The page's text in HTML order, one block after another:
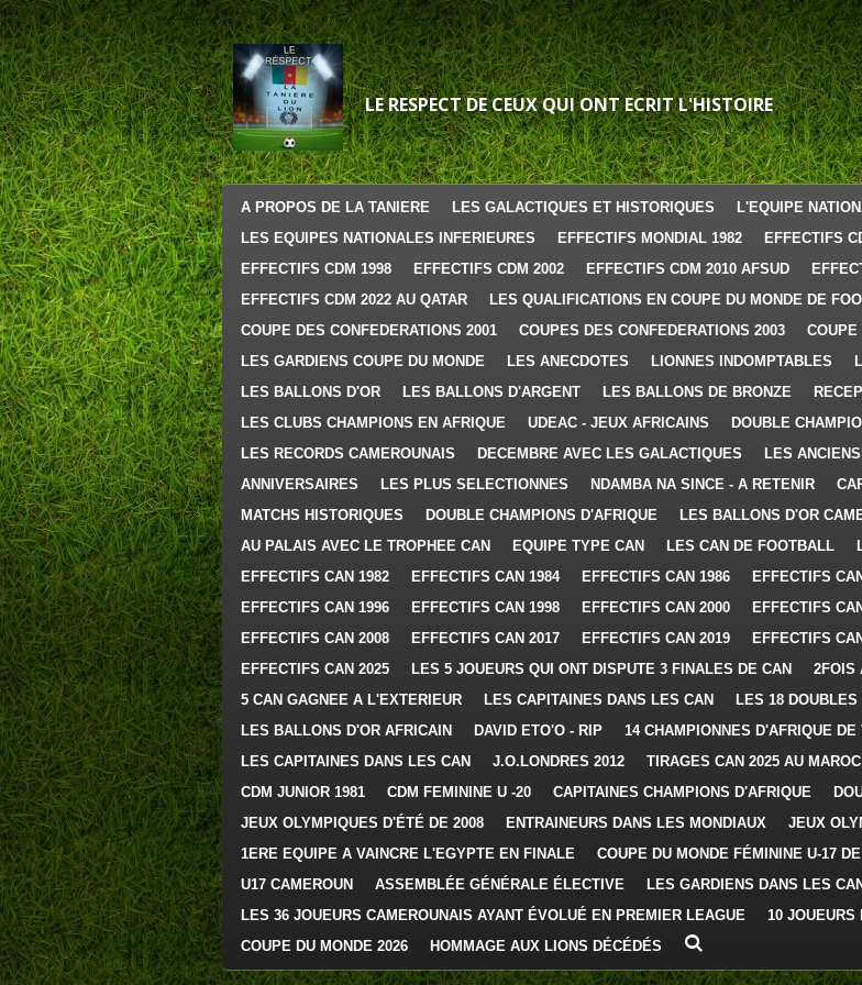
Passer
au
contenu
principal
LE RESPECT DE CEUX QUI ONT ECRIT L'HISTOIRE
A PROPOS DE LA TANIERE LES GALACTIQUES ET HISTORIQUES L'EQUIPE
LES EQUIPES NATIONALES INFERIEURES
EFFECTIFS MONDIAL 1982 EFFECTIFS
EFFECTIFS CDM 1998
EFFECTIFS CDM 2002 EFFECTIFS CDM 2010 AFSUD
EFFECTIFS CDM 2022 AU QATAR
LES QUALIFICATIONS EN COUPE DU MONDE DE
COUPE DES CONFEDERATIONS 2001
COUPES DES CONFEDERATIONS 2003
COUPE
LES GARDIENS COUPE DU MONDE
LES ANECDOTES LIONNES INDOMPTABLES
LES BALLONS D'OR
LES BALLONS D'ARGENT LES BALLONS DE BRONZE
LES CLUBS CHAMPIONS EN AFRIQUE
UDEAC - JEUX AFRICAINS DOUBLE
LES RECORDS CAMEROUNAIS
DECEMBRE AVEC LES GALACTIQUES LES
ANNIVERSAIRES
LES PLUS SELECTIONNES NDAMBA NA SINCE - A RETENIR
MATCHS HISTORIQUES
DOUBLE CHAMPIONS D'AFRIQUE LES BALLONS D'OR
AU PALAIS AVEC LE TROPHEE CAN
EQUIPE TYPE CAN LES CAN DE FOOTBALL
EFFECTIFS CAN 1982
EFFECTIFS CAN 1984 EFFECTIFS CAN 1986 EFFECTIFS
EFFECTIFS CAN 1996
EFFECTIFS CAN 1998 EFFECTIFS CAN 2000 EFFECTIFS
EFFECTIFS CAN 2008
EFFECTIFS CAN 2017 EFFECTIFS CAN 2019 EFFECTIFS
EFFECTIFS CAN 2025
LES 5 JOUEURS QUI ONT DISPUTE 3 FINALES DE CAN
2FOIS
5 CAN GAGNEE A L'EXTERIEUR
LES CAPITAINES DANS LES CAN LES 18
LES BALLONS D'OR AFRICAIN
DAVID ETO'O - RIP 14 CHAMPIONNES D'AFRIQUE
LES CAPITAINES DANS LES CAN
J.O.LONDRES 2012 TIRAGES CAN 2025 AU MAROC
CDM JUNIOR 1981
CDM FEMININE U -20 CAPITAINES CHAMPIONS D'AFRIQUE
JEUX OLYMPIQUES D'ÉTÉ DE 2008
ENTRAINEURS DANS LES MONDIAUX
JEUX
1ERE EQUIPE A VAINCRE L'EGYPTE EN FINALE
COUPE DU MONDE FÉMININE U-17
U17 CAMEROUN
ASSEMBLÉE GÉNÉRALE ÉLECTIVE
LES GARDIENS DANS LES CAN
LES 36 JOUEURS CAMEROUNAIS AYANT ÉVOLUÉ EN PREMIER LEAGUE
10 JOUEURS
COUPE DU MONDE 2026
HOMMAGE AUX LIONS DÉCÉDÉS